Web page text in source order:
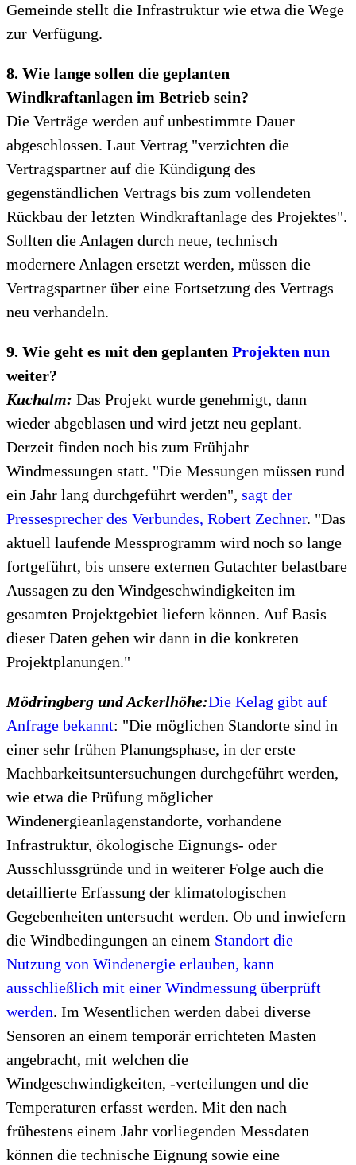
Gemeinde stellt die Infrastruktur wie etwa die Wege
zur Verfügung.
8. Wie lange sollen die geplanten
Windkraftanlagen im Betrieb sein?
Die Verträge werden auf unbestimmte Dauer
abgeschlossen. Laut Vertrag "verzichten die
Vertragspartner auf die Kündigung des
gegenständlichen Vertrags bis zum vollendeten
Rückbau der letzten Windkraftanlage des Projektes".
Sollten die Anlagen durch neue, technisch
modernere Anlagen ersetzt werden, müssen die
Vertragspartner über eine Fortsetzung des Vertrags
neu verhandeln.
9. Wie geht es mit den geplanten Projekten nun
weiter?
Kuchalm: Das Projekt wurde genehmigt, dann
wieder abgeblasen und wird jetzt neu geplant.
Derzeit finden noch bis zum Frühjahr
Windmessungen statt. "Die Messungen müssen rund
ein Jahr lang durchgeführt werden", sagt der
Pressesprecher des Verbundes, Robert Zechner. "Das
aktuell laufende Messprogramm wird noch so lange
fortgeführt, bis unsere externen Gutachter belastbare
Aussagen zu den Windgeschwindigkeiten im
gesamten Projektgebiet liefern können. Auf Basis
dieser Daten gehen wir dann in die konkreten
Projektplanungen."
Mödringberg und Ackerlhöhe:Die Kelag gibt auf
Anfrage bekannt: "Die möglichen Standorte sind in
einer sehr frühen Planungsphase, in der erste
Machbarkeitsuntersuchungen durchgeführt werden,
wie etwa die Prüfung möglicher
Windenergieanlagenstandorte, vorhandene
Infrastruktur, ökologische Eignungs- oder
Ausschlussgründe und in weiterer Folge auch die
detaillierte Erfassung der klimatologischen
Gegebenheiten untersucht werden. Ob und inwiefern
die Windbedingungen an einem Standort die
Nutzung von Windenergie erlauben, kann
ausschließlich mit einer Windmessung überprüft
werden. Im Wesentlichen werden dabei diverse
Sensoren an einem temporär errichteten Masten
angebracht, mit welchen die
Windgeschwindigkeiten, -verteilungen und die
Temperaturen erfasst werden. Mit den nach
frühestens einem Jahr vorliegenden Messdaten
können die technische Eignung sowie eine